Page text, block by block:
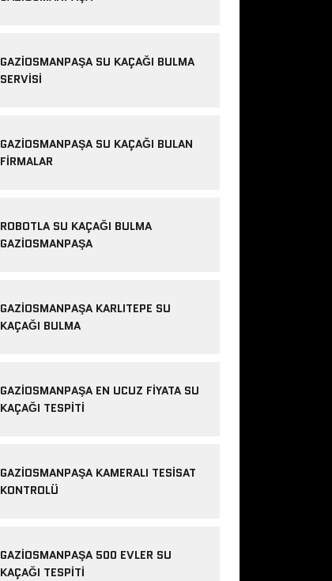
GAZIOSMANPAŞA SU KAÇAĞI BULMA
SERVISI
GAZIOSMANPAŞA SU KAÇAĞI BULAN
FIRMALAR
ROBOTLA SU KAÇAĞI BULMA
GAZIOSMANPAŞA
GAZIOSMANPAŞA KARLITEPE SU
KAÇAĞI BULMA
GAZIOSMANPAŞA EN UCUZ FIYATA SU
KAÇAĞI TESPITI
GAZIOSMANPAŞA KAMERALI TESISAT
KONTROLÜ
GAZIOSMANPAŞA 500 EVLER SU
KAÇAĞI TESPITI